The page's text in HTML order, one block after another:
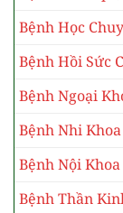
Bệnh Học
Bệnh Hồi Sức
Bệnh Ngoại
Bệnh Nhi Khoa
Bệnh Nội Khoa
Bệnh Thần